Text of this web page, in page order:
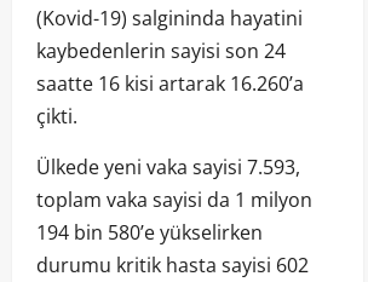
(Kovid-19) salgininda hayatini
kaybedenlerin sayisi son 24
saatte 16 kisi artarak 16.260’a
çikti.
Ülkede yeni vaka sayisi 7.593,
toplam vaka sayisi da 1 milyon
194 bin 580’e yükselirken
durumu kritik hasta sayisi 602